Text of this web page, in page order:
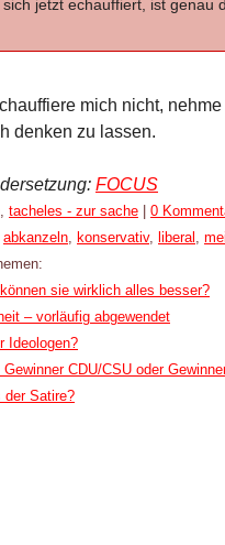
jetzt echauffiert, ist genau
mich nicht,
denken zu lassen.
FOCUS
tacheles - zur sache
0
abkanzeln konservativ, liberal
sie wirklich alles besser?
– vorläufig abgewendet
Ideologen?
CDU/CSU oder
der Satire?